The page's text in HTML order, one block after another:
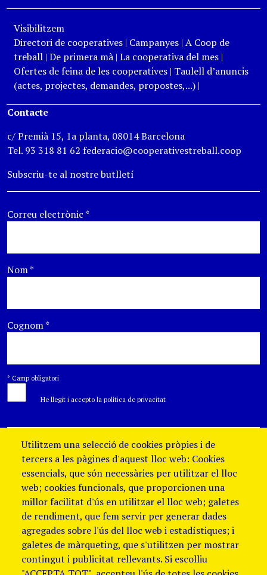
Visibilitzem
Directori de cooperatives| Campanyes| A Coop de
treball| De primera mà| La cooperativa del mes|
Ofertes de feina de les cooperatives| Taulell d’anuncis
(actes, projectes, demandes, propostes,...)|
Contacte
c/ Premià 15, 1a planta, 08014 Barcelona
Tel. 93 318 81 62 federacio@cooperativestreball.coop
Subscriu-te al nostre butlletí
Correu electrònic*
Nom*
Cognom*
* Camp obligatori
He llegit i accepto la política de privacitat
Utilitzem una selecció de cookies pròpies i de
tercers a les pàgines d'aquest lloc web: Cookies
essencials, que són necessàries per utilitzar el lloc
web; cookies funcionals, que proporcionen una
millor facilitat d'ús en utilitzar el lloc web; galetes
de rendiment, que fem servir per generar dades
agregades sobre l'ús del lloc web i estadístiques; i
galetes de màrqueting, que s'utilitzen per mostrar
contingut i publicitat rellevants. Si escolliu